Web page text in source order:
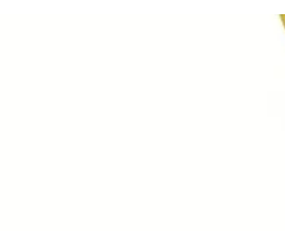
grossen Portion Sommerflair überzeugt: